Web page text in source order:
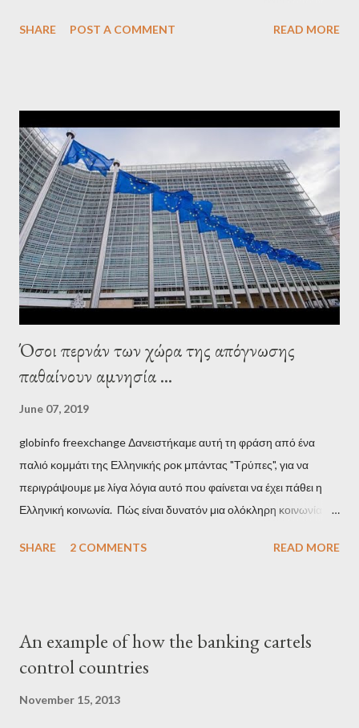
confirmed that George Soros intervenes directly to political
interview, Varoufakis claims that he had no idea what Soros
wanted to talk about. As Varoufakis also writes in his book
Adults in the Room: My Battle with Europe's Deep
Establishment, for years he has been falsely portrayed by the
pro-troika establishment and the anti-Semitic Right as Soros’s
stooge in Greece. Yet, Soros’s message to the Greek prime
minister, Alexis Tsipras, came as a perverse vindication. ‘ Fire...
SHARE POST A COMMENT READ MORE
Όσοι περνάν των χώρα της απόγνωσης
παθαίνουν αμνησία ...
June 07, 2019
globinfo freexchange Δανειστήκαμε αυτή τη φράση από ένα
παλιό κομμάτι της Ελληνικής ροκ μπάντας "Τρύπες", για να
περιγράψουμε με λίγα λόγια αυτό που φαίνεται να έχει πάθει η
Ελληνική κοινωνία. Πώς είναι δυνατόν μια ολόκληρη κοινωνία να
σύστημα των κρατικοδίαιτων 'ημέτερων' και της
κοινωνία να ετοιμάζεται να ξαναφέρει στην εξουσία ένα κομμάτι
αυτού του άθλιου πολιτικού κατεστημένου, με την επιστροφή
SHARE 2 COMMENTS READ MORE
An example of how the banking cartels
control countries
November 15, 2013